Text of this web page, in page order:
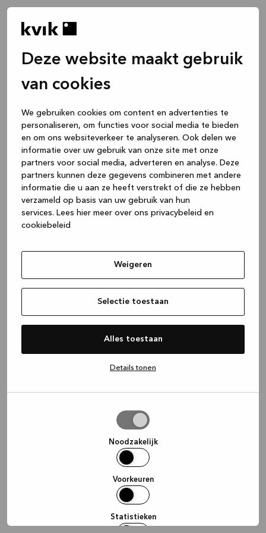
Deze website maakt gebruik
van cookies
We gebruiken cookies om content en advertenties te
personaliseren, om functies voor social media te bieden
en om ons websiteverkeer te analyseren. Ook delen we
informatie over uw gebruik van onze site met onze
partners voor social media, adverteren en analyse. Deze
partners kunnen deze gegevens combineren met andere
informatie die u aan ze heeft verstrekt of die ze hebben
verzameld op basis van uw gebruik van hun
services. Lees hier meer over ons privacybeleid en
cookiebeleid
Weigeren
Selectie toestaan
Alles toestaan
Details tonen
Noodzakelijk
Voorkeuren
Statistieken
(see the browser console for more
information).